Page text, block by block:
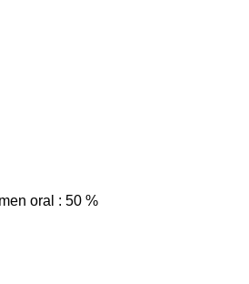
oral : 50 %